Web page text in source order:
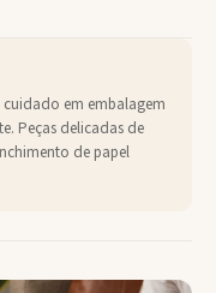
em embalagem
Peças delicadas de
de papel